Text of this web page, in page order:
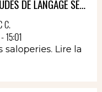
DE LANGAGE SE...
C.
saloperies. Lire la